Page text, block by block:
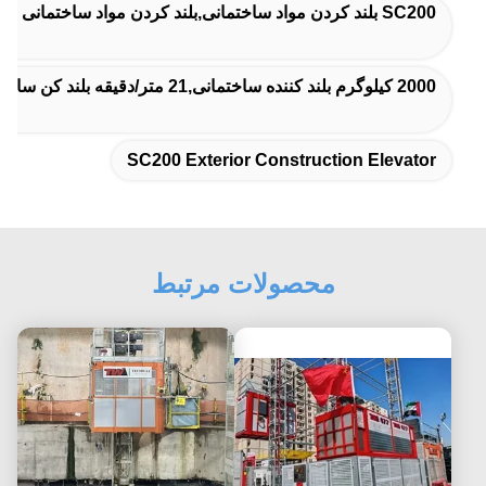
SC200 بلند کردن مواد ساختمانی,بلند کردن مواد ساختمانی با یک استیل,آسانسور ساختمانی خارجی SC200
2000 کیلوگرم بلند کننده ساختمانی,21 متر/دقیقه بلند کن ساختمانی,2000 کیلوگرم مواد بلند
SC200 Exterior Construction Elevator
محصولات مرتبط